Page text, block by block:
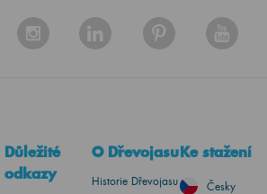
Důležité
odkazy
O Dřevojasu
Historie Dřevojasu
Ke stažení
Česky